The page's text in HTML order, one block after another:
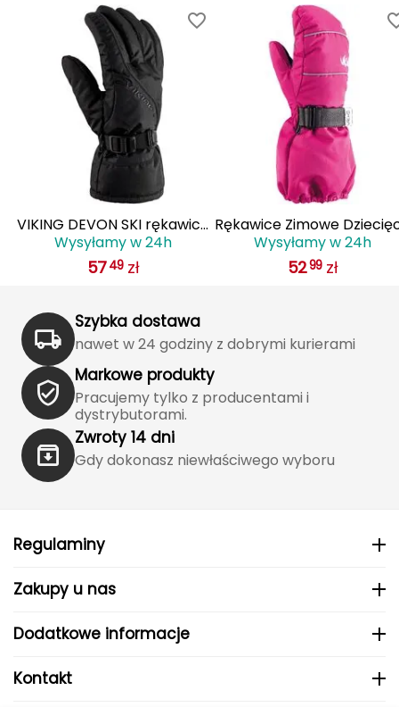
HMS
HMS PREMIUM
Hanwag
Hoka
Hydrapak
Hydro Flask
IGLOO
INNY
Icebreaker
Icestorm
VIKING DEVON SKI rękawice
zimowe męskie narciarskie
110/22/6014 czarne
Wysyłamy w 24h
5749 zł
Rękawice Zimowe
VIKING Olli Pro Kids
Wysyłamy w 24h
5299 zł
Szybka dostawa
nawet w 24 godziny z dobrymi kurierami
Markowe produkty
Pracujemy tylko z producentami i
dystrybutorami.
Zwroty 14 dni
Gdy dokonasz niewłaściwego wyboru
Regulaminy
Zakupy u nas
Dodatkowe informacje
Kontakt